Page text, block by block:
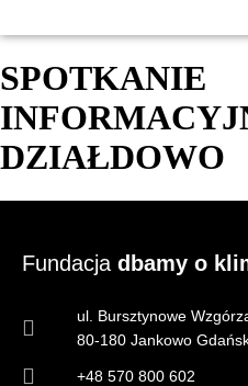
SPOTKANIE
DZIAŁDOWO
Fundacja dbamy o
ul. Bursztynowe
80-180 Jankowo
+48 570 800 602